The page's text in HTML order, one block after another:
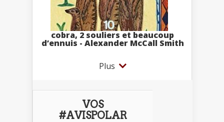
cobra, 2 souliers et beaucoup
d’ennuis - Alexander McCall Smith
Plus
VOS
#AVISPOLAR